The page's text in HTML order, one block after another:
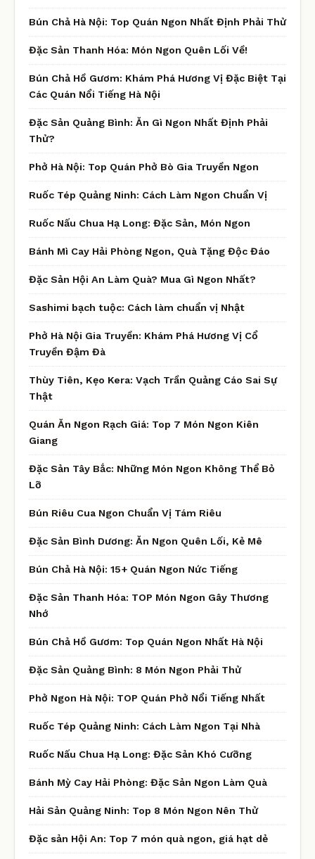
Bún Chả Hà Nội: Top Quán Ngon Nhất Định Phải Thử
Đặc Sản Thanh Hóa: Món Ngon Quên Lối Về!
Bún Chả Hồ Gươm: Khám Phá Hương Vị Đặc Biệt Tại
Các Quán Nổi Tiếng Hà Nội
Đặc Sản Quảng Bình: Ăn Gì Ngon Nhất Định Phải
Thử?
Phở Hà Nội: Top Quán Phở Bò Gia Truyền Ngon
Ruốc Tép Quảng Ninh: Cách Làm Ngon Chuẩn Vị
Ruốc Nấu Chua Hạ Long: Đặc Sản, Món Ngon
Bánh Mì Cay Hải Phòng Ngon, Quà Tặng Độc Đáo
Đặc Sản Hội An Làm Quà? Mua Gì Ngon Nhất?
Sashimi bạch tuộc: Cách làm chuẩn vị Nhật
Phở Hà Nội Gia Truyền: Khám Phá Hương Vị Cổ
Truyền Đậm Đà
Thùy Tiên, Kẹo Kera: Vạch Trần Quảng Cáo Sai Sự
Thật
Quán Ăn Ngon Rạch Giá: Top 7 Món Ngon Kiên
Giang
Đặc Sản Tây Bắc: Những Món Ngon Không Thể Bỏ
Lỡ
Bún Riêu Cua Ngon Chuẩn Vị Tám Riêu
Đặc Sản Bình Dương: Ăn Ngon Quên Lối, Kẻ Mê
Bún Chả Hà Nội: 15+ Quán Ngon Nức Tiếng
Đặc Sản Thanh Hóa: TOP Món Ngon Gây Thương
Nhớ
Bún Chả Hồ Gươm: Top Quán Ngon Nhất Hà Nội
Đặc Sản Quảng Bình: 8 Món Ngon Phải Thử
Phở Ngon Hà Nội: TOP Quán Phở Nổi Tiếng Nhất
Ruốc Tép Quảng Ninh: Cách Làm Ngon Tại Nhà
Ruốc Nấu Chua Hạ Long: Đặc Sản Khó Cưỡng
Bánh Mỳ Cay Hải Phòng: Đặc Sản Ngon Làm Quà
Hải Sản Quảng Ninh: Top 8 Món Ngon Nên Thử
Đặc sản Hội An: Top 7 món quà ngon, giá hạt dẻ